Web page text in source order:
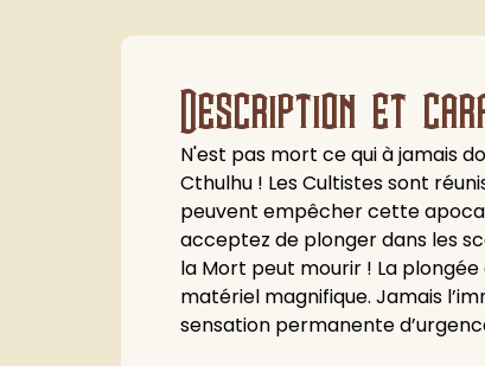
Description et
N'est pas mort ce qui à jamais
Cthulhu ! Les Cultistes sont
peuvent empêcher cette
acceptez de plonger dans les
la Mort peut mourir ! La
matériel magnifique. Jamais
sensation permanente